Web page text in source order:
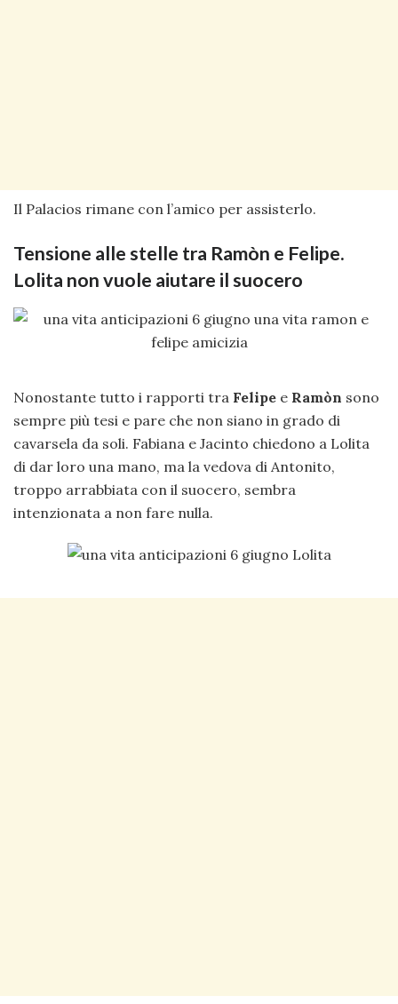
Il Palacios rimane con l’amico per assisterlo.
Tensione alle stelle tra Ramòn e Felipe.
Lolita non vuole aiutare il suocero
Nonostante tutto i rapporti tra Felipe e Ramòn sono
sempre più tesi e pare che non siano in grado di
cavarsela da soli. Fabiana e Jacinto chiedono a Lolita
di dar loro una mano, ma la vedova di Antonito,
troppo arrabbiata con il suocero, sembra
intenzionata a non fare nulla.